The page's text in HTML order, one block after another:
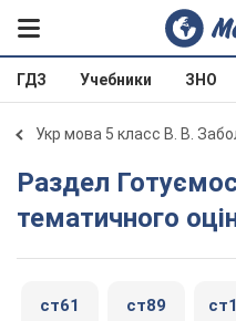
ГДЗ Учебники ЗНО
Укр мова 5 класс В. В.
Раздел Готуємося до
тематичного
ст61 ст89